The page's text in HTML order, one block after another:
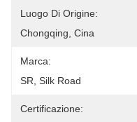
Luogo Di Origine:
Chongqing, Cina
Marca:
SR, Silk Road
Certificazione: